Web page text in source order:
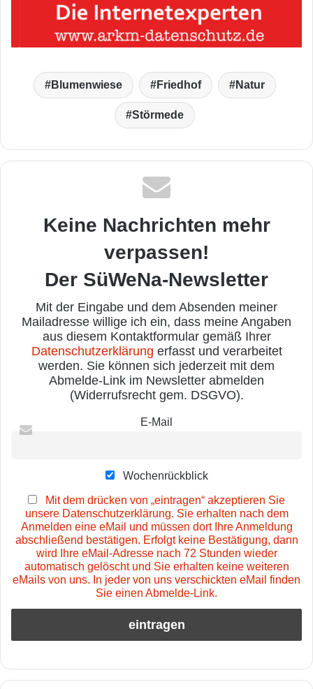
Blumenwiese Friedhof Natur
Störmede
Keine Nachrichten mehr
verpassen!
Der SüWeNa-Newsletter
Mit der Eingabe und dem Absenden meiner
Mailadresse willige ich ein, dass meine Angaben
aus diesem Kontaktformular gemäß Ihrer
Datenschutzerklärung erfasst und verarbeitet
werden. Sie können sich jederzeit mit dem
Abmelde-Link im Newsletter abmelden
(Widerrufsrecht gem. DSGVO).
E-Mail
Wochenrückblick
Mit dem drücken von „eintragen“ akzeptieren Sie
unsere Datenschutzerklärung. Sie erhalten nach dem
Anmelden eine eMail und müssen dort Ihre Anmeldung
abschließend bestätigen. Erfolgt keine Bestätigung, dann
wird Ihre eMail-Adresse nach 72 Stunden wieder
automatisch gelöscht und Sie erhalten keine weiteren
eMails von uns. In jeder von uns verschickten eMail finden
Sie einen Abmelde-Link.